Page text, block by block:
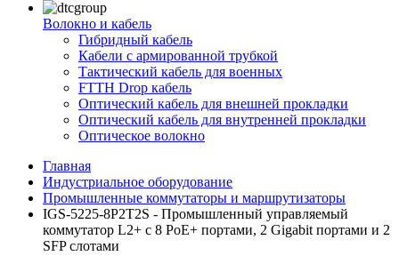
Волокно и кабель
Гибридный кабель
Кабели с армированной трубкой
Тактический кабель для военных
FTTH Drop кабель
Оптический кабель для внешней прокладки
Оптический кабель для внутренней прокладки
Оптическое волокно
Главная
Индустриальное оборудование
Промышленные коммутаторы и маршрутизаторы
IGS-5225-8P2T2S - Промышленный управляемый
коммутатор L2+ с 8 PoE+ портами, 2 Gigabit портами и 2
SFP слотами